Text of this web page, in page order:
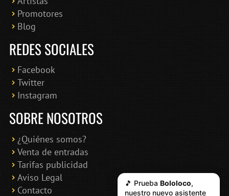
Promotores
Blog
REDES SOCIALES
Facebook
Twitter
Instagram
SOBRE NOSOTROS
¿Quiénes somos?
Venta de entradas
Tarifas publicidad
Aviso Legal
Contacto
🎵 Prueba Bololoco,
nuestro nuevo asistente